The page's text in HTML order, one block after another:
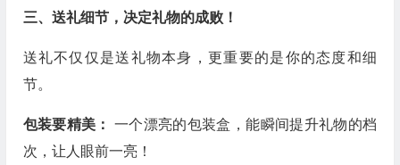
三、送礼细节，决定礼物的成败！
送礼不仅仅是送礼物本身，更重要的是你的态度和细
节。
包装要精美：一个漂亮的包装盒，能瞬间提升礼物的档
次，让人眼前一亮！